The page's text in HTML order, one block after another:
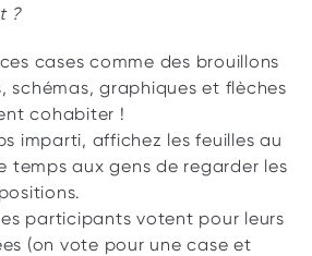
?
cases comme des brouillons
schémas, graphiques et flèches
cohabiter !
imparti, affichez les feuilles au
temps aux gens de regarder les
participants votent pour leurs
(on vote pour une case et